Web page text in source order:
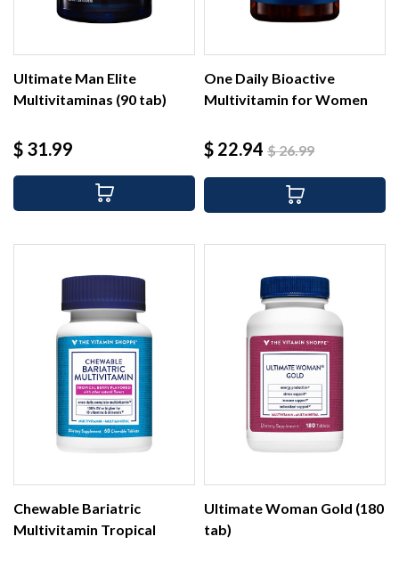
Ultimate Man Elite
Multivitaminas (90 tab)
Precio
$ 31.99
One Daily Bioactive
Multivitamin for Women
Precio
$ 22.94 Precio
$ 26.99
Chewable Bariatric
Multivitamin Tropical
Ultimate Woman Gold (180
tab)